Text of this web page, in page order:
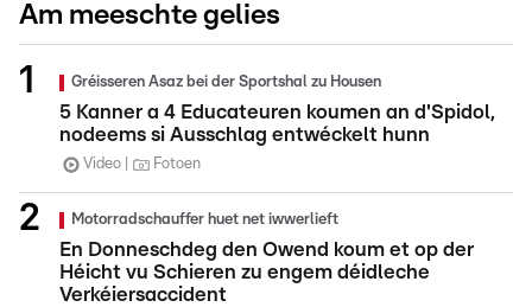
Am meeschte gelies
Gréisseren Asaz bei der Sportshal zu Housen
5 Kanner a 4 Educateuren koumen an d'Spidol,
nodeems si Ausschlag entwéckelt hunn
Video Fotoen
Motorradschauffer huet net iwwerlieft
En Donneschdeg den Owend koum et op der
Héicht vu Schieren zu engem déidleche
Verkéiersaccident